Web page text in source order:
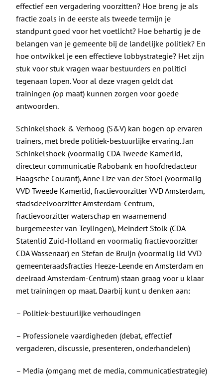
Raadgevers
Actueel
Contact
effectief een vergadering voorzitten? Hoe breng je als
fractie zoals in de eerste als tweede termijn je
standpunt goed voor het voetlicht? Hoe behartig je de
belangen van je gemeente bij de landelijke politiek? En
hoe ontwikkel je een effectieve lobbystrategie? Het zijn
stuk voor stuk vragen waar bestuurders en politici
tegenaan lopen. Voor al deze vragen geldt dat
trainingen (op maat) kunnen zorgen voor goede
antwoorden.
Schinkelshoek & Verhoog (S&V) kan bogen op ervaren
trainers, met brede politiek-bestuurlijke ervaring. Jan
Schinkelshoek (voormalig CDA Tweede Kamerlid,
directeur communicatie Rabobank en hoofdredacteur
Haagsche Courant), Anne Lize van der Stoel (voormalig
VVD Tweede Kamerlid, fractievoorzitter VVD Amsterdam,
stadsdeelvoorzitter Amsterdam-Centrum,
fractievoorzitter waterschap en waarnemend
burgemeester van Teylingen), Meindert Stolk (CDA
Statenlid Zuid-Holland en voormalig fractievoorzitter
CDA Wassenaar) en Stefan de Bruijn (voormalig lid VVD
gemeenteraadsfracties Heeze-Leende en Amsterdam en
deelraad Amsterdam-Centrum) staan graag voor u klaar
met trainingen op maat. Daarbij kunt u denken aan:
– Politiek-bestuurlijke verhoudingen
– Professionele vaardigheden (debat, effectief
vergaderen, discussie, presenteren, onderhandelen)
– Media (omgang met de media, communicatiestrategie)